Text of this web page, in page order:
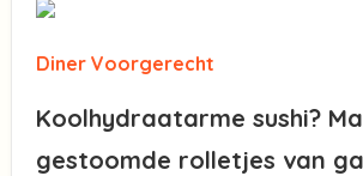
Diner Voorgerecht
Koolhydraatarme sushi?
gestoomde rolletjes van